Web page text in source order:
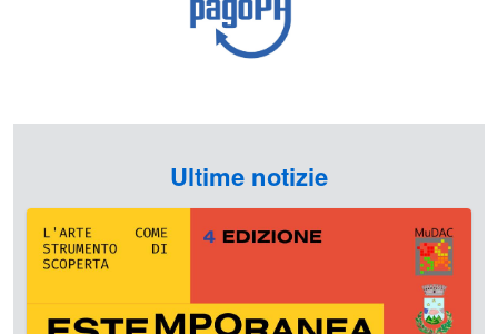
Ultime notizie